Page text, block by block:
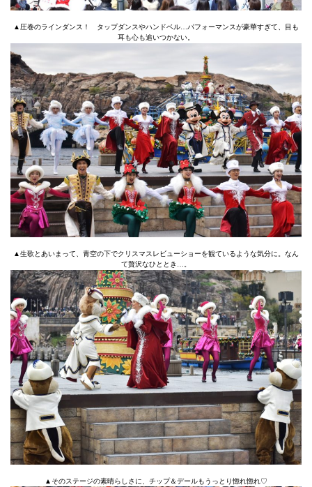
▲圧巻のラインダンス！ タップダンスやハンドベル…パフォーマンスが豪華すぎて、目も
耳も心も追いつかない。
▲生歌とあいまって、青空の下でクリスマスレビューショーを観ているような気分に。なん
て贅沢なひととき…。
▲そのステージの素晴らしさに、チップ＆デールもうっとり惚れ惚れ♡